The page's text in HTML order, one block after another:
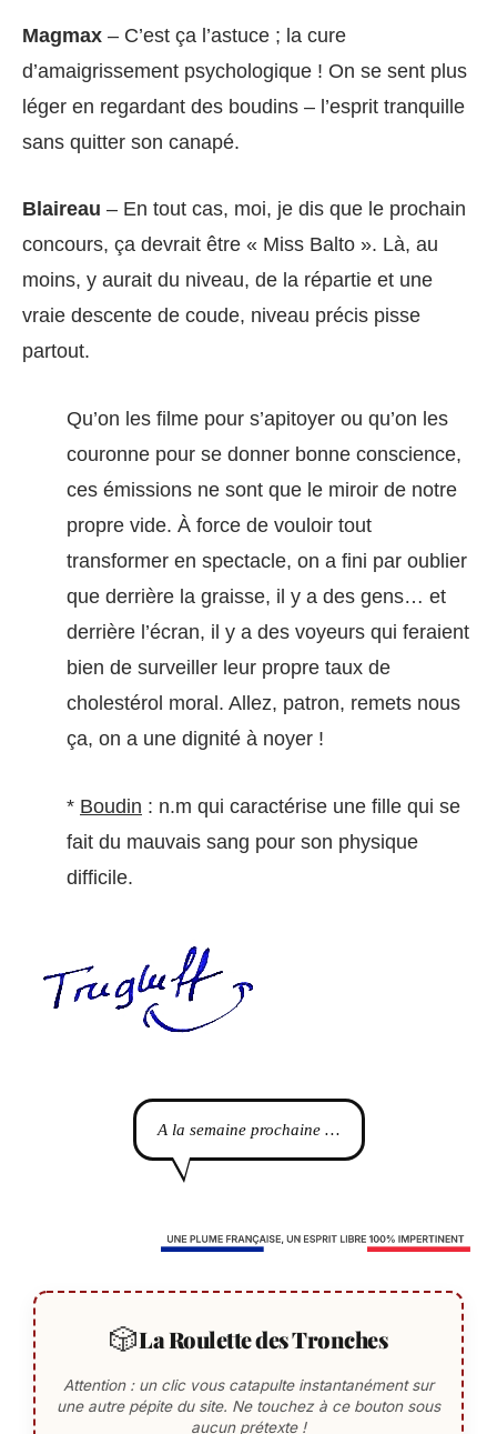
Magmax – C’est ça l’astuce ; la cure
d’amaigrissement psychologique ! On se sent plus
léger en regardant des boudins – l’esprit tranquille
sans quitter son canapé.
Blaireau – En tout cas, moi, je dis que le prochain
concours, ça devrait être « Miss Balto ». Là, au
moins, y aurait du niveau, de la répartie et une
vraie descente de coude, niveau précis pisse
partout.
Qu’on les filme pour s’apitoyer ou qu’on les
couronne pour se donner bonne conscience,
ces émissions ne sont que le miroir de notre
propre vide. À force de vouloir tout
transformer en spectacle, on a fini par oublier
que derrière la graisse, il y a des gens… et
derrière l’écran, il y a des voyeurs qui feraient
bien de surveiller leur propre taux de
cholestérol moral. Allez, patron, remets nous
ça, on a une dignité à noyer !
* Boudin : n.m qui caractérise une fille qui se
fait du mauvais sang pour son physique
difficile.
A la semaine prochaine …
🎲La Roulette des Tronches
Attention : un clic vous catapulte instantanément sur
une autre pépite du site. Ne touchez à ce bouton sous
aucun prétexte !